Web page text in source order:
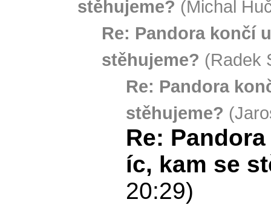
stěhujeme? (Michal
Re: Pandora končí
stěhujeme? (Radek
Re: Pandora
stěhujeme?
Re:
íc, kam se
20:29)